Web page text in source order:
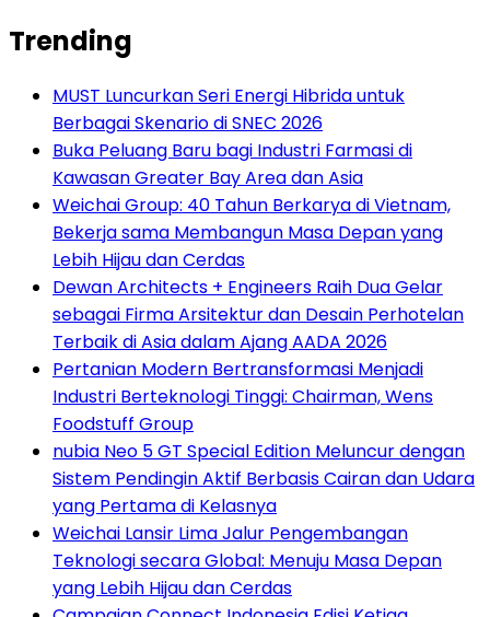
Trending
MUST Luncurkan Seri Energi Hibrida untuk
Berbagai Skenario di SNEC 2026
Buka Peluang Baru bagi Industri Farmasi di
Kawasan Greater Bay Area dan Asia
Weichai Group: 40 Tahun Berkarya di Vietnam,
Bekerja sama Membangun Masa Depan yang
Lebih Hijau dan Cerdas
Dewan Architects + Engineers Raih Dua Gelar
sebagai Firma Arsitektur dan Desain Perhotelan
Terbaik di Asia dalam Ajang AADA 2026
Pertanian Modern Bertransformasi Menjadi
Industri Berteknologi Tinggi: Chairman, Wens
Foodstuff Group
nubia Neo 5 GT Special Edition Meluncur dengan
Sistem Pendingin Aktif Berbasis Cairan dan Udara
yang Pertama di Kelasnya
Weichai Lansir Lima Jalur Pengembangan
Teknologi secara Global: Menuju Masa Depan
yang Lebih Hijau dan Cerdas